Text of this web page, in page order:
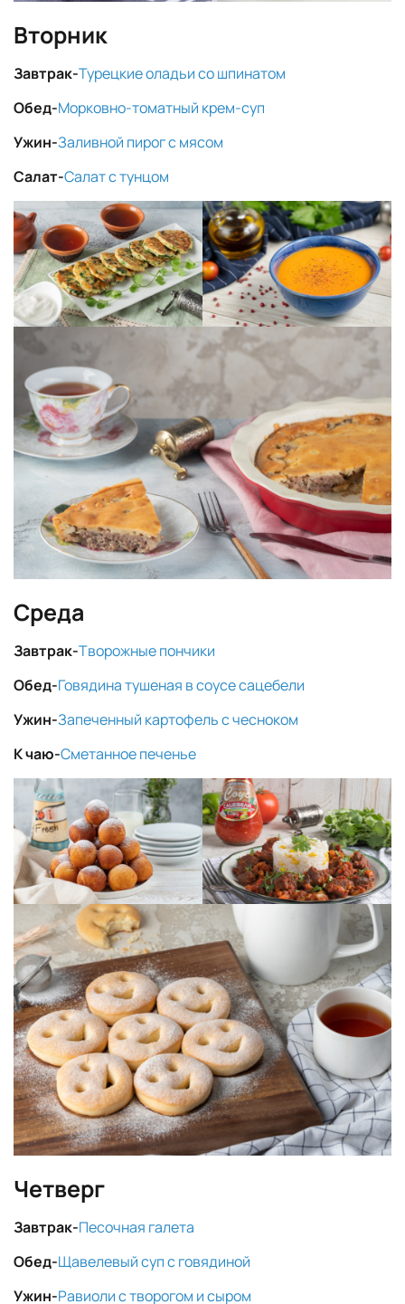
Вторник
Завтрак-Турецкие оладьи со шпинатом
Обед-Морковно-томатный крем-суп
Ужин-Заливной пирог с мясом
Салат-Салат с тунцом
Среда
Завтрак-Творожные пончики
Обед-Говядина тушеная в соусе сацебели
Ужин-Запеченный картофель с чесноком
К чаю-Сметанное печенье
Четверг
Завтрак-Песочная галета
Обед-Щавелевый суп с говядиной
Ужин-Равиоли с творогом и сыром